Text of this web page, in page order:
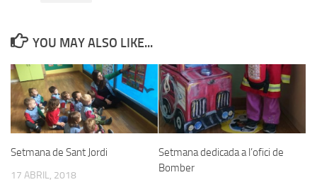
YOU MAY ALSO LIKE...
Setmana de Sant Jordi
17 ABRIL, 2018
Setmana dedicada a l’ofici de
Bomber